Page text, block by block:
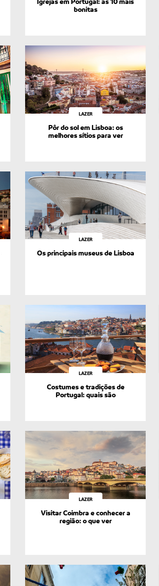
bonitas
LAZER
Pôr do sol em Lisboa: os
melhores sítios para ver
LAZER
Os principais museus de Lisboa
LAZER
Costumes e tradições de
Portugal: quais são
LAZER
Visitar Coimbra e conhecer a
região: o que ver